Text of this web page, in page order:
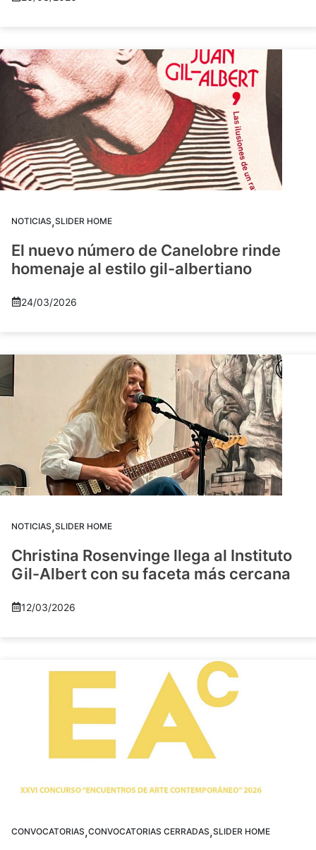
NOTICIAS,SLIDER HOME
El nuevo número de Canelobre rinde
homenaje al estilo gil-albertiano
24/03/2026
NOTICIAS,SLIDER HOME
Christina Rosenvinge llega al Instituto
Gil-Albert con su faceta más cercana
12/03/2026
CONVOCATORIAS,CONVOCATORIAS CERRADAS,SLIDER HOME